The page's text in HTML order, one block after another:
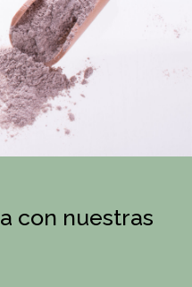
con nuestras